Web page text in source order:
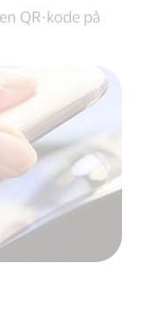
QR-kode på